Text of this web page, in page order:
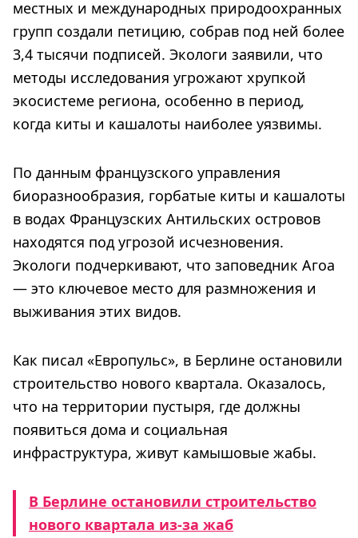
местных и международных природоохранных
групп создали петицию, собрав под ней более
3,4 тысячи подписей. Экологи заявили, что
методы исследования угрожают хрупкой
экосистеме региона, особенно в период,
когда киты и кашалоты наиболее уязвимы.
По данным французского управления
биоразнообразия, горбатые киты и кашалоты
в водах Французских Антильских островов
находятся под угрозой исчезновения.
Экологи подчеркивают, что заповедник Агоа
— это ключевое место для размножения и
выживания этих видов.
Как писал «Европульс», в Берлине остановили
строительство нового квартала. Оказалось,
что на территории пустыря, где должны
появиться дома и социальная
инфраструктура, живут камышовые жабы.
В Берлине остановили строительство
нового квартала из-за жаб